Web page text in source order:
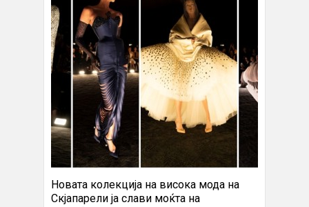
Новата колекција на висока мода на
Скјапарели ја слави моќта на